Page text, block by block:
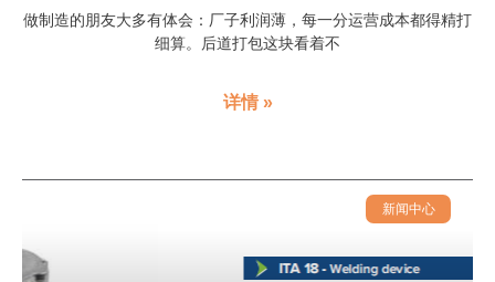
做制造的朋友大多有体会：厂子利润薄，每一分运营成本都得精打
细算。后道打包这块看着不
详情 »
新闻中心